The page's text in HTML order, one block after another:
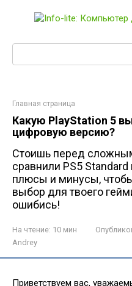
Главная страница
Какую PlayStation 5
цифровую версию?
Стоишь перед
сравнили PS5
плюсы и минусы,
выбор для твоего
ошибись!
На чтение: 10 мин
Andrey
Приветствуем вас,